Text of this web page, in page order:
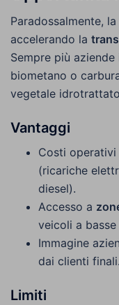
Paradossalmente,
accelerando la
Sempre più
biometano o
vegetale
Vantaggi
Costi
(ricariche
diesel).
Accesso a
veicoli a basse
Immagine
dai clienti finali.
Limiti